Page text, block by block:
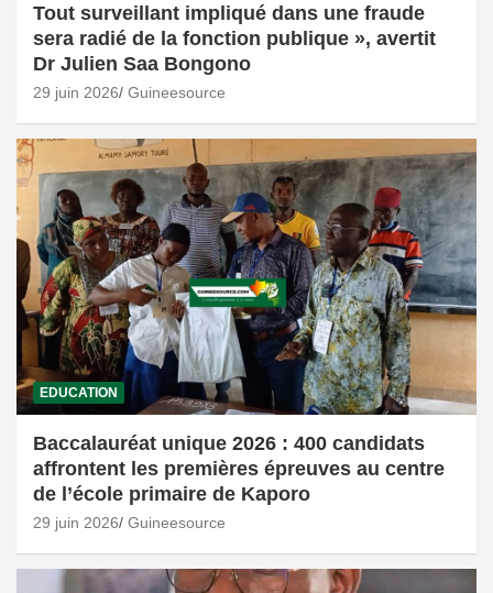
Tout surveillant impliqué dans une fraude
sera radié de la fonction publique », avertit
Dr Julien Saa Bongono
29 juin 2026 Guineesource
EDUCATION
Baccalauréat unique 2026 : 400 candidats
affrontent les premières épreuves au centre
de l’école primaire de Kaporo
29 juin 2026 Guineesource